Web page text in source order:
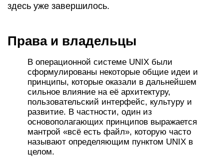
здесь уже завершилось.
Права и владельцы
В операционной системе UNIX были
сформулированы некоторые общие идеи и
принципы, которые оказали в дальнейшем
сильное влияние на её архитектуру,
пользовательский интерфейс, культуру и
развитие. В частности, один из
основополагающих принципов выражается
мантрой «всё есть файл», которую часто
называют определяющим пунктом UNIX в
целом.